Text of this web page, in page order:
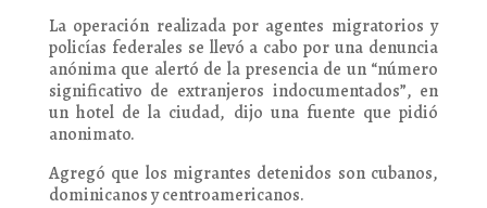
La operación realizada por agentes migratorios y
policías federales se llevó a cabo por una denuncia
anónima que alertó de la presencia de un “número
significativo de extranjeros indocumentados”, en
un hotel de la ciudad, dijo una fuente que pidió
anonimato.
Agregó que los migrantes detenidos son cubanos,
dominicanos y centroamericanos.